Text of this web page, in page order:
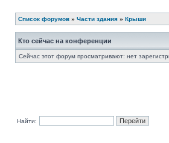
Список форумов » Части здания » Крыши
Кто сейчас на конференции
Сейчас этот форум просматривают: нет
Найти: